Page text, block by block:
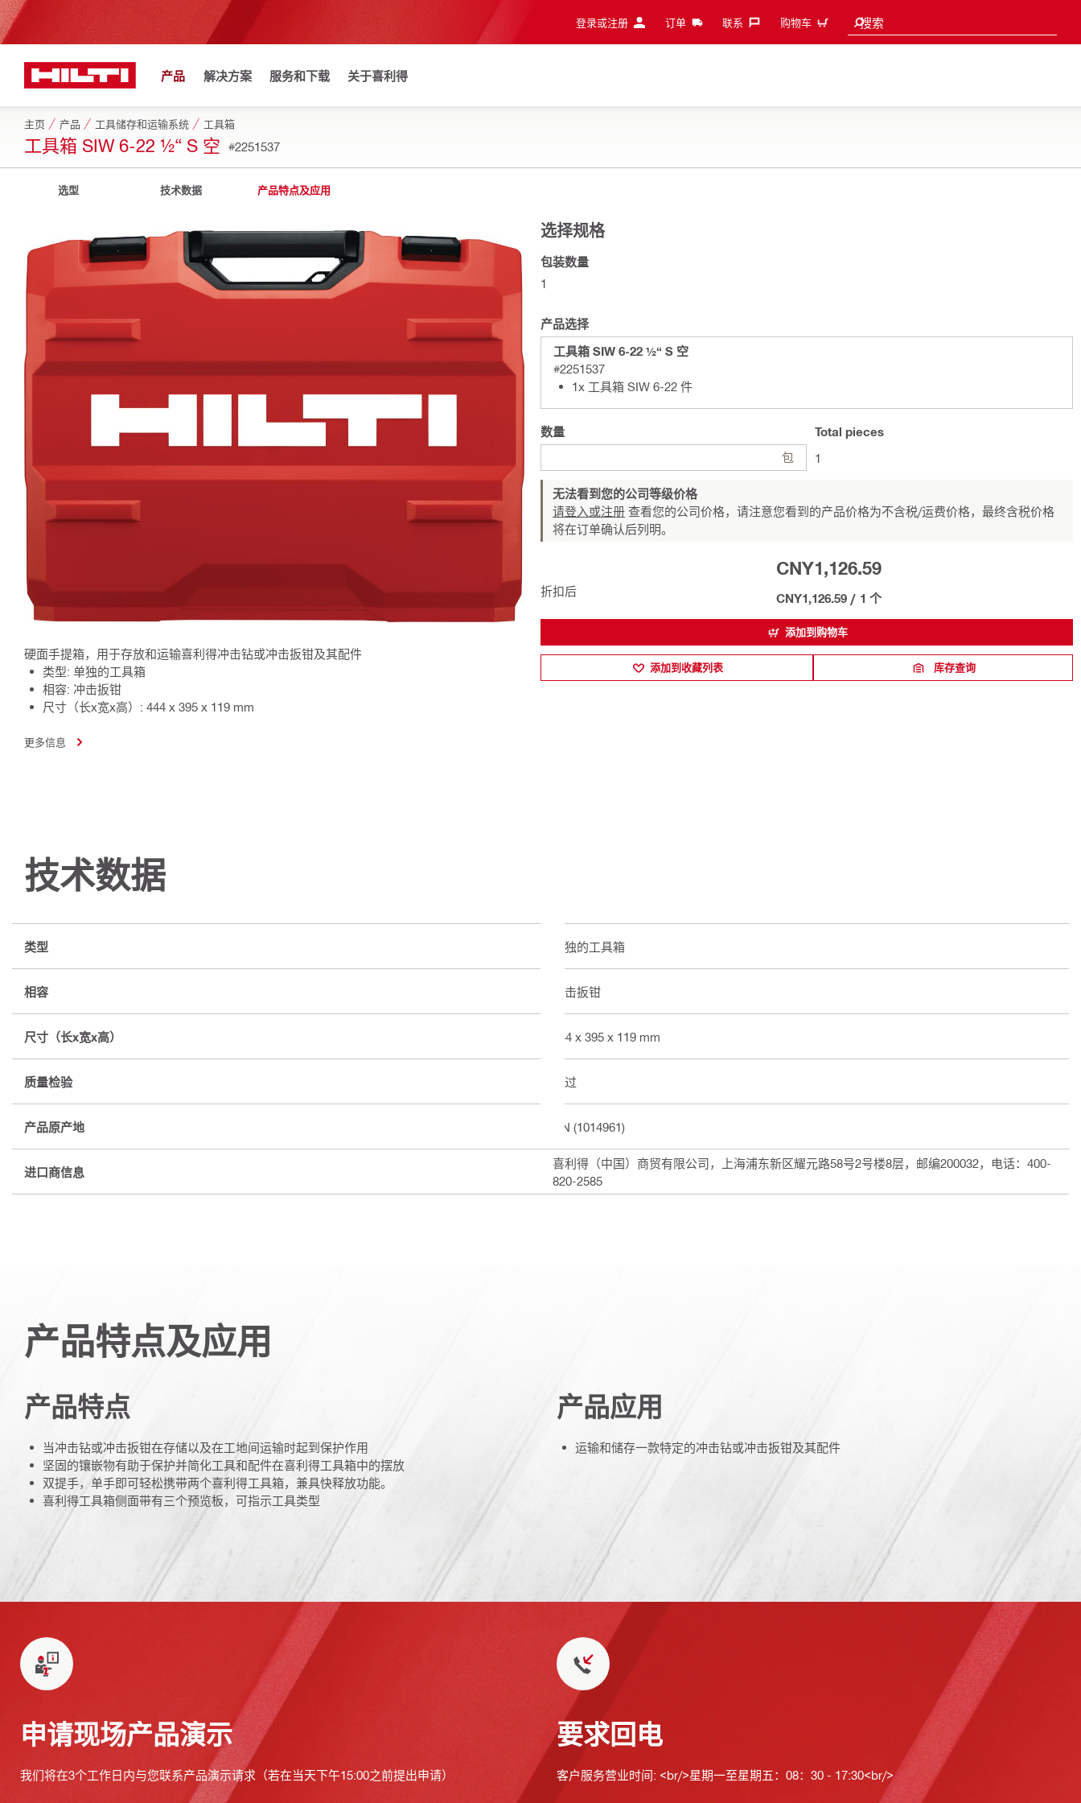
登录或注册 订单 联系‎ 购物车 搜索
Search suggestions
产品 解决方案 服务和下载 关于喜利得
主页 产品 工具储存和运输系统 工具箱
工具箱 SIW 6-22 ½“ S 空 #2251537
选型 技术数据 产品特点及应用
硬面手提箱，用于存放和运输喜利得冲击钻或冲击扳钳及其配件
类型: 单独的工具箱
相容: 冲击扳钳
尺寸（长x宽x高）: 444 x 395 x 119 mm
更多信息
选择规格
包装数量
1
产品选择
工具箱 SIW 6-22 ½“ S 空
#2251537
1x 工具箱 SIW 6-22 件
数量
包
Total pieces
1
无法看到您的公司等级价格
请登入或注册 查看您的公司价格，请注意您看到的产品价格为不含税/运费价格，最终含税价格
将在订单确认后列明。
折扣后
CNY1,126.59
CNY1,126.59 / 1 个
添加到购物车
添加到收藏列表 库存查询
技术数据
类型 单独的工具箱
相容 冲击扳钳
尺寸（长x宽x高） 444 x 395 x 119 mm
质量检验 通过
产品原产地 CN (1014961)
进口商信息
喜利得（中国）商贸有限公司，上海浦东新区耀元路58号2号楼8层，邮编200032，电话：400-
820-2585
产品特点及应用
产品特点
当冲击钻或冲击扳钳在存储以及在工地间运输时起到保护作用
坚固的镶嵌物有助于保护并简化工具和配件在喜利得工具箱中的摆放
双提手，单手即可轻松携带两个喜利得工具箱，兼具快释放功能。
喜利得工具箱侧面带有三个预览板，可指示工具类型
产品应用
运输和储存一款特定的冲击钻或冲击扳钳及其配件
申请现场产品演示
我们将在3个工作日内与您联系产品演示请求（若在当天下午15:00之前提出申请）
要求回电
客户服务营业时间: <br/>星期一至星期五：08：30 - 17:30<br/>